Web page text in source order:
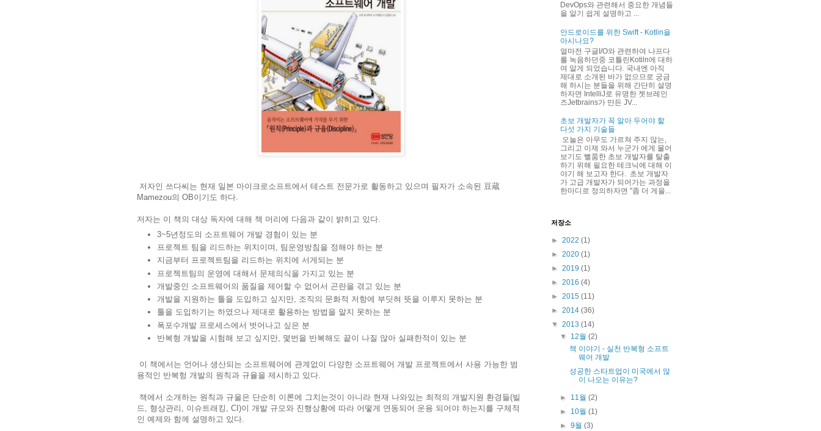
저자인 쓰다씨는 현재 일본 마이크로소프트에서 테스트 전문가로 활동하고 있으며 필자가 소속된 豆蔵
Mamezou의 OB이기도 하다.
저자는 이 책의 대상 독자에 대해 책 머리에 다음과 같이 밝히고 있다.
3~5년정도의 소프트웨어 개발 경험이 있는 분
프로젝트 팀을 리드하는 위치이며, 팀운영방침을 정해야 하는 분
지금부터 프로젝트팀을 리드하는 위치에 서게되는 분
프로젝트팀의 운영에 대해서 문제의식을 가지고 있는 분
개발중인 소프트웨어의 품질을 제어할 수 없어서 곤란을 겪고 있는 분
개발을 지원하는 툴을 도입하고 싶지만, 조직의 문화적 저항에 부딧혀 뜻을 이루지 못하는 분
툴을 도입하기는 하였으나 제대로 활용하는 방법을 알지 못하는 분
폭포수개발 프로세스에서 벗어나고 싶은 분
반복형 개발을 시험해 보고 싶지만, 몇번을 반복해도 끝이 나질 않아 실패한적이 있는 분
이 책에서는 언어나 생산되는 소프트웨어에 관계없이 다양한 소프트웨어 개발 프로젝트에서 사용 가능한 범
용적인 반복헝 개발의 원칙과 규율을 제시하고 있다.
책에서 소개하는 원칙과 규울은 단순히 이론에 그치는것이 아니라 현재 나와있는 최적의 개발지원 환경들(빌
드, 형상관리, 이슈트래킹, CI)이 개발 규모와 진행상황에 따라 어떻게 연동되어 운용 되어야 하는지를 구체적
인 예제와 함께 설명하고 있다.
DevOps와 관련해서 중요한 개념들
을 알기 쉽게 설명하고 ...
안드로이드를 위한 Swift - Kotlin을
아시나요?
얼마전 구글I/O와 관련하여 나프다
를 녹음하던중 코틀린Kotiln에 대하
여 알게 되었습니다. 국내엔 아직
제대로 소개된 바가 없으므로 궁금
해 하시는 분들을 위해 간단히 설명
하자면 IntelliJ로 유명한 젯브레인
즈Jetbrains가 만든 JV...
초보 개발자가 꼭 알아 두어야 할
다섯 가지 기술들
오늘은 아무도 가르쳐 주지 않는,
그리고 이제 와서 누군가 에게 물어
보기도 뻘쭘한 초보 개발자를 탈출
하기 위해 필요한 테크닉에 대해 이
야기 해 보고자 한다. 초보 개발자
가 고급 개발자가 되어가는 과정을
한마디로 정의하자면 "좀 더 게을...
저장소
► 2022 (1)
► 2020 (1)
► 2019 (1)
► 2016 (4)
► 2015 (11)
► 2014 (36)
▼ 2013 (14)
▼ 12월(2)
책 이야기 - 실천 반복형 소프트
웨어 개발
성공한 스타트업이 미국에서 많
이 나오는 이유는?
► 11월(2)
► 10월(1)
►9월(3)